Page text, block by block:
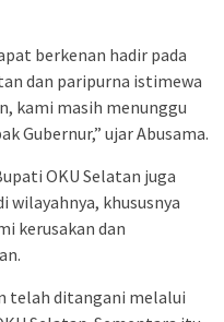
berkenan hadir pada
dan paripurna istimewa
kami masih menunggu
Gubernur,” ujar Abusama.
OKU Selatan juga
khususnya
kerusakan dan
telah ditangani melalui